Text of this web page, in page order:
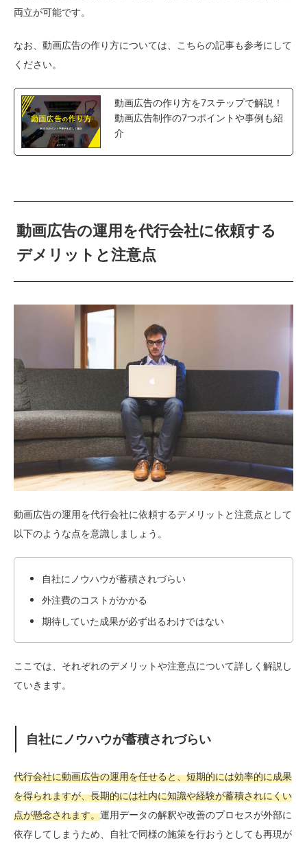
両立が可能です。
なお、動画広告の作り方については、こちらの記事も参考にして
ください。
動画広告の作り方を7ステップで解説！
動画広告制作の7つポイントや事例も紹
介
動画広告の運用を代行会社に依頼する
デメリットと注意点
動画広告の運用を代行会社に依頼するデメリットと注意点として
以下のような点を意識しましょう。
自社にノウハウが蓄積されづらい
外注費のコストがかかる
期待していた成果が必ず出るわけではない
ここでは、それぞれのデメリットや注意点について詳しく解説し
ていきます。
自社にノウハウが蓄積されづらい
代行会社に動画広告の運用を任せると、短期的には効率的に成果
を得られますが、長期的には社内に知識や経験が蓄積されにくい
点が懸念されます。運用データの解釈や改善のプロセスが外部に
依存してしまうため、自社で同様の施策を行おうとしても再現が